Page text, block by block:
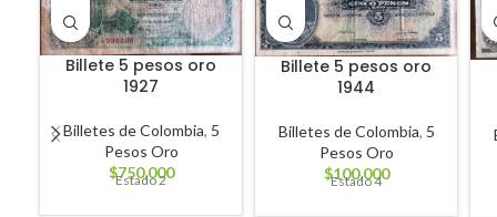
Billete 5 pesos oro
1927
Billetes de Colombia, 5
Pesos Oro
$750,000
Estado 2
Billete 5 pesos oro
1944
Billetes de Colombia, 5
Pesos Oro
$100,000
Estado 4